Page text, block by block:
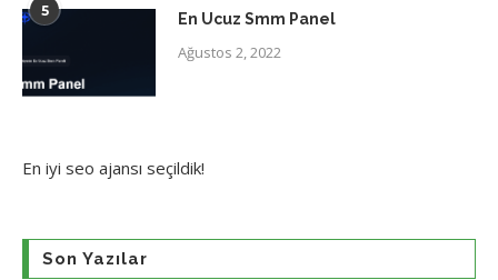
5 En Ucuz Smm Panel
Ağustos 2, 2022
En iyi seo ajansı seçildik!
Son Yazılar